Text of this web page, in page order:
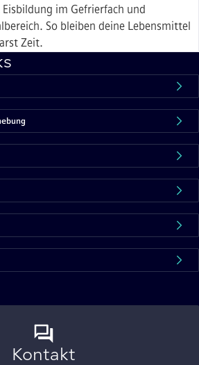
im Gefrierfach und
So bleiben deine Lebensmittel
Zeit.
Kontakt